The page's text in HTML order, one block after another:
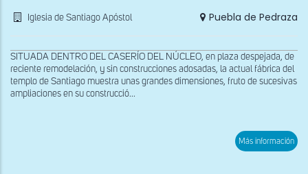
Iglesia de Santiago Apóstol Puebla de Pedraza
SITUADA DENTRO DEL CASERÍO DEL NÚCLEO, en plaza despejada, de
reciente remodelación, y sin construcciones adosadas, la actual fábrica del
templo de Santiago muestra unas grandes dimensiones, fruto de sucesivas
ampliaciones en su construcció...
Más información
Pila